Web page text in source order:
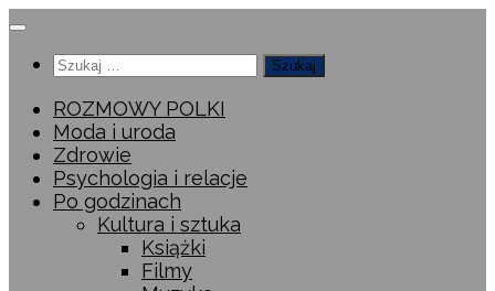
Przeskocz
treściSzukaj:
ROZMOWY POLKI
Moda i uroda
Zdrowie
Psychologia i relacje
Po godzinach
Kultura i sztuka
Książki
Filmy